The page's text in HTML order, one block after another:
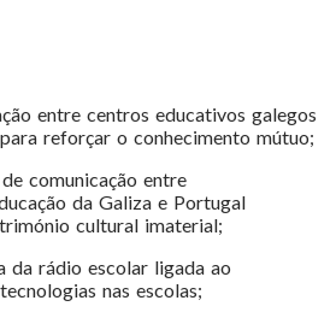
entre centros educativos galegos
reforçar o conhecimento mútuo;
comunicação entre
da Galiza e Portugal
cultural imaterial;
da rádio escolar ligada ao
nas escolas;